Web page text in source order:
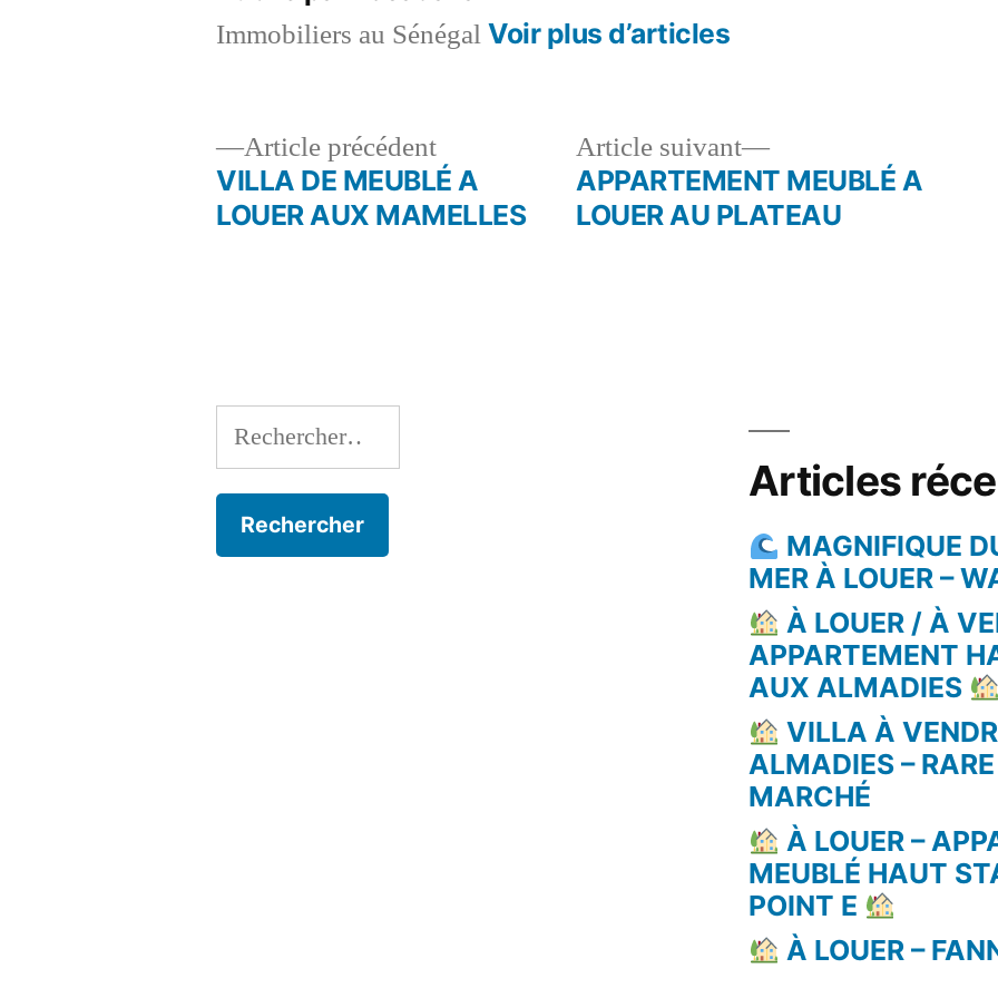
Immobiliers au SénégalVoir plus d’articles
Navigation
Article précédentArticle
précédent :
VILLA DE MEUBLÉ A
LOUER AUX MAMELLES
Article suivant
Article
suivant :
APPARTEMENT MEUBLÉ A
LOUER AU PLATEAU
Rechercher :
Articles
MAGNIFIQUE
MER À LOUER –
À LOUER / À
APPARTEMENT
AUX ALMADIES
VILLA À
ALMADIES –
MARCHÉ
À LOUER –
MEUBLÉ HAUT
POINT E
À LOUER –